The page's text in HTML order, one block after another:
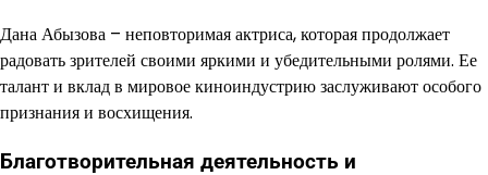
Дана Абызова – неповторимая актриса, которая продолжает
радовать зрителей своими яркими и убедительными ролями. Ее
талант и вклад в мировое киноиндустрию заслуживают особого
признания и восхищения.
Благотворительная деятельность и